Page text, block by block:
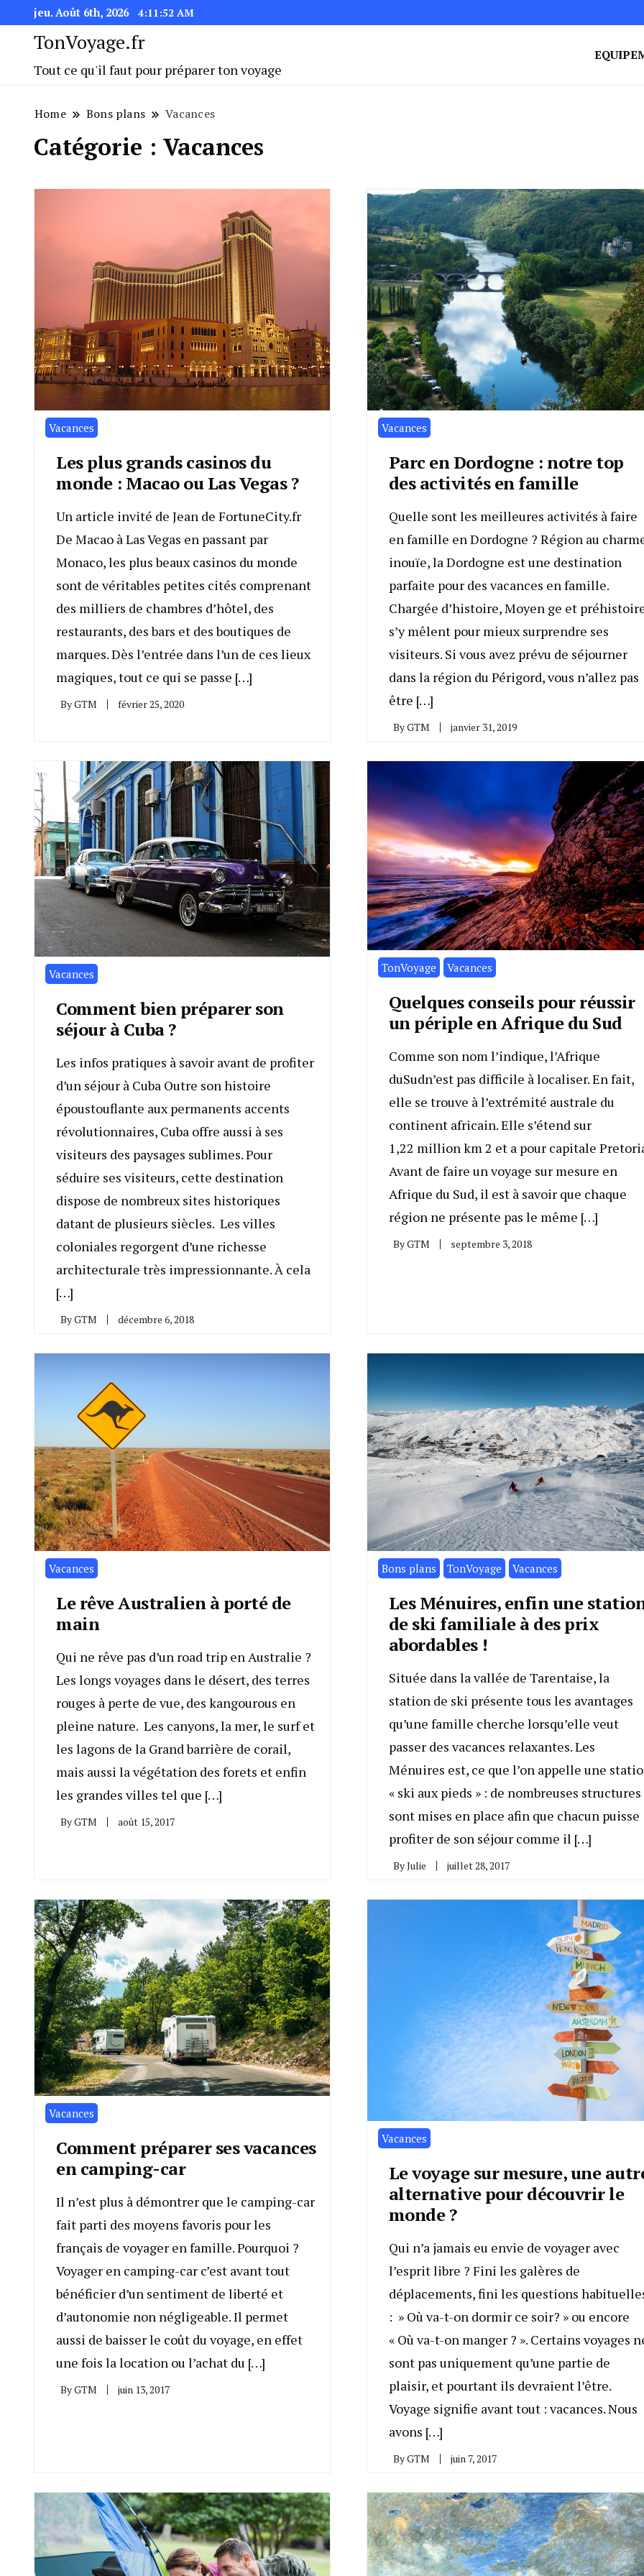
jeu. Août 6th, 2026 4:11:54 AM
TonVoyage.fr
Tout ce qu'il faut pour préparer ton voyage
Home Bons plans Vacances
Catégorie : Vacances
Vacances
Les plus grands casinos du
monde : Macao ou Las Vegas ?
Un article invité de Jean de FortuneCity.fr
De Macao à Las Vegas en passant par
Monaco, les plus beaux casinos du monde
sont de véritables petites cités comprenant
des milliers de chambres d’hôtel, des
restaurants, des bars et des boutiques de
marques. Dès l’entrée dans l’un de ces lieux
magiques, tout ce qui se passe […]
ByGTM février 25, 2020
Vacances
Parc en Dordogne : notre top
des activités en famille
Quelle sont les meilleures activités à faire
en famille en Dordogne ? Région au
inouïe, la Dordogne est une destination
parfaite pour des vacances en famille.
Chargée d’histoire, Moyen ge et
s’y mêlent pour mieux surprendre ses
visiteurs. Si vous avez prévu de séjourner
dans la région du Périgord, vous n’allez pas
être […]
ByGTM janvier 31, 2019
Vacances
Comment bien préparer son
séjour à Cuba ?
Les infos pratiques à savoir avant de profiter
d’un séjour à Cuba Outre son histoire
époustouflante aux permanents accents
révolutionnaires, Cuba offre aussi à ses
visiteurs des paysages sublimes. Pour
séduire ses visiteurs, cette destination
dispose de nombreux sites historiques
datant de plusieurs siècles. Les villes
coloniales regorgent d’une richesse
architecturale très impressionnante. À cela
[…]
ByGTM décembre 6, 2018
TonVoyage Vacances
Quelques conseils pour réussir
un périple en Afrique du Sud
Comme son nom l’indique, l’Afrique
duSudn’est pas difficile à localiser. En fait,
elle se trouve à l’extrémité australe du
continent africain. Elle s’étend sur
1,22 million km 2 et a pour capitale
Avant de faire un voyage sur mesure en
Afrique du Sud, il est à savoir que chaque
région ne présente pas le même […]
ByGTM septembre 3, 2018
Vacances
Le rêve Australien à porté de
main
Qui ne rêve pas d’un road trip en Australie ?
Les longs voyages dans le désert, des terres
rouges à perte de vue, des kangourous en
pleine nature. Les canyons, la mer, le surf et
les lagons de la Grand barrière de corail,
mais aussi la végétation des forets et enfin
les grandes villes tel que […]
ByGTM août 15, 2017
Bons plans TonVoyage Vacances
Les Ménuires, enfin une
de ski familiale à des prix
abordables !
Située dans la vallée de Tarentaise, la
station de ski présente tous les avantages
qu’une famille cherche lorsqu’elle veut
passer des vacances relaxantes. Les
Ménuires est, ce que l’on appelle une
« ski aux pieds » : de nombreuses structures
sont mises en place afin que chacun puisse
profiter de son séjour comme il […]
ByJulie juillet 28, 2017
Vacances
Comment préparer ses vacances
en camping-car
Il n’est plus à démontrer que le camping-car
fait parti des moyens favoris pour les
français de voyager en famille. Pourquoi ?
Voyager en camping-car c’est avant tout
bénéficier d’un sentiment de liberté et
d’autonomie non négligeable. Il permet
aussi de baisser le coût du voyage, en effet
une fois la location ou l’achat du […]
ByGTM juin 13, 2017
Vacances
Le voyage sur mesure, une
alternative pour découvrir le
monde ?
Qui n’a jamais eu envie de voyager avec
l’esprit libre ? Fini les galères de
déplacements, fini les questions
: » Où va-t-on dormir ce soir? » ou encore
« Où va-t-on manger ? ». Certains voyages
sont pas uniquement qu’une partie de
plaisir, et pourtant ils devraient l’être.
Voyage signifie avant tout : vacances. Nous
avons […]
ByGTM juin 7, 2017